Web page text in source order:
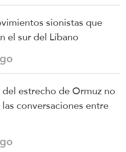
sionistas que
el sur del Líbano
estrecho de Ormuz no
conversaciones entre